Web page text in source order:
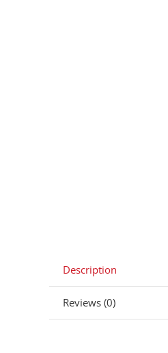
Description
Reviews (0)